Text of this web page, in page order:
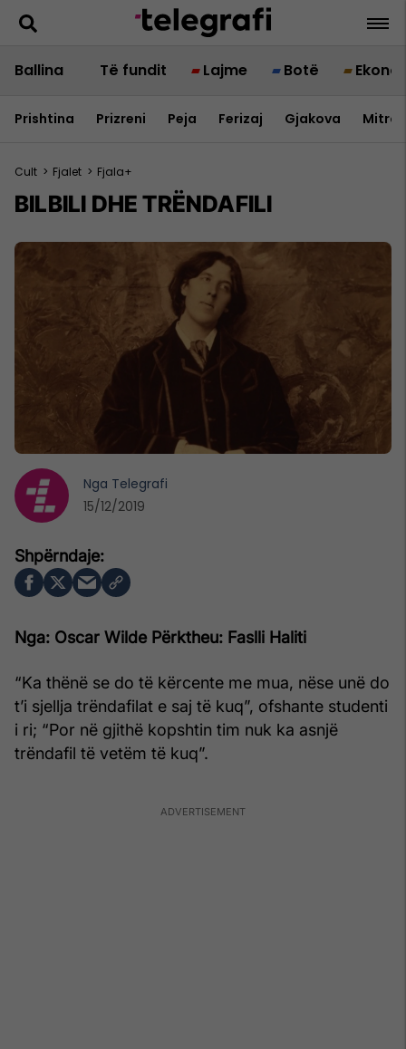
Ballina Të fundit Lajme Botë
Prishtina Prizreni Peja Ferizaj Gjakova
Cult > Fjalet > Fjala+
BILBILI DHE TRËNDAFILI
Nga: Oscar Wilde Përktheu: Faslli Haliti
“Ka thënë se do të kërcente me mua, nëse unë do
t’i sjellja trëndafilat e saj të kuq”, ofshante studenti
i ri; “Por në gjithë kopshtin tim nuk ka asnjë
trëndafil të vetëm të kuq”.
Nga Telegrafi
15/12/2019